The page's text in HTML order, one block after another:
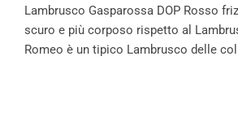
Lambrusco Gasparossa DOP Rosso
scuro e più corposo rispetto al
Romeo è un tipico Lambrusco delle